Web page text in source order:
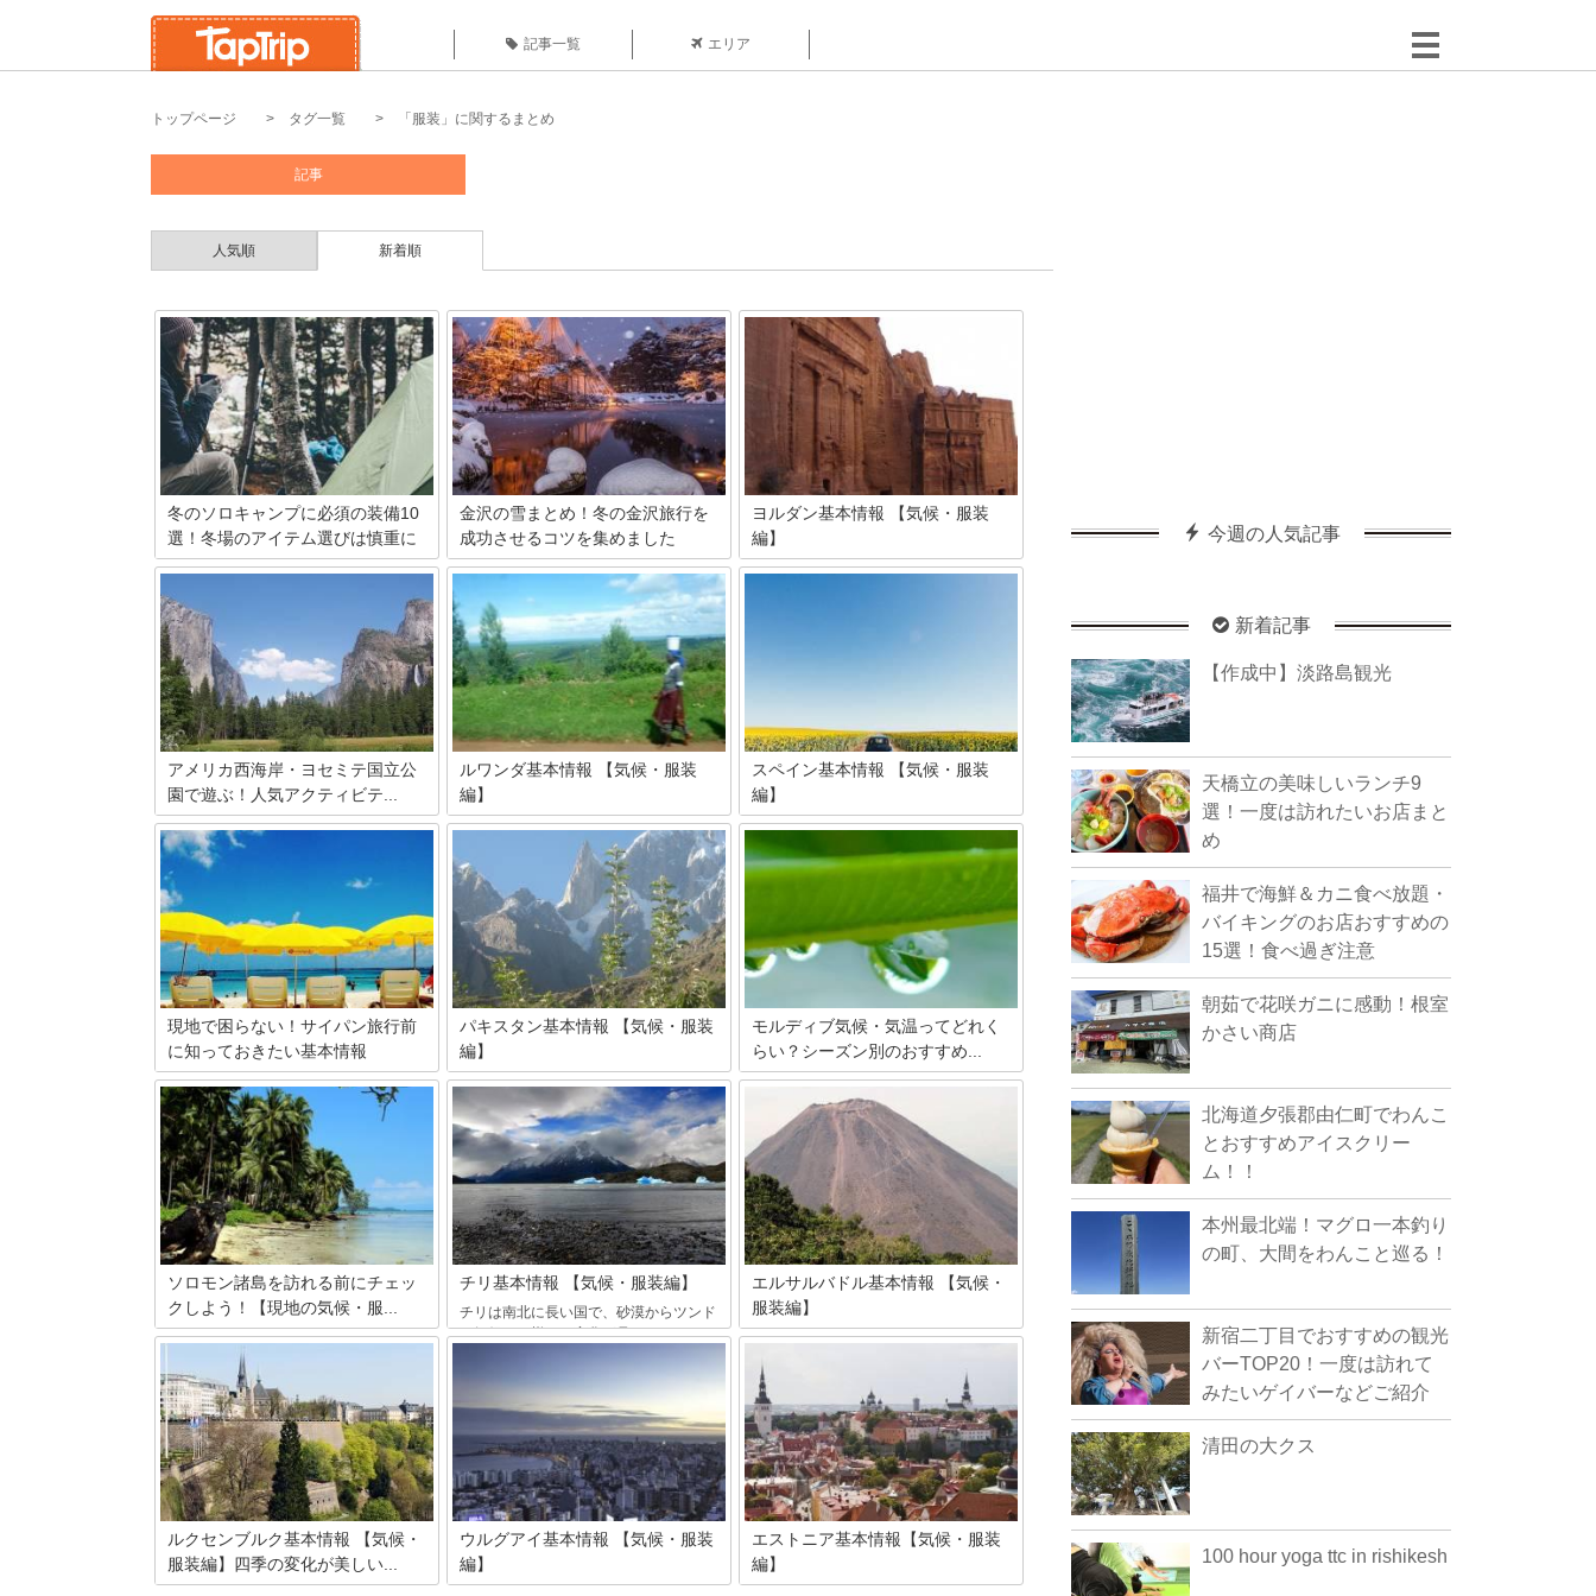
記事一覧 エリア
トップページ タグ一覧 「服装」に関するまとめ
記事
人気順 新着順
冬のソロキャンプに必須の装備10
選！冬場のアイテム選びは慎重に
冬のソロキャンプに必須な10の装備と選
す。必需品の知識をつけるとつけないと
では、寒さのストレス具合が格段に違い
ます。これから冬キャンプをする予定の
方は必見です。しっかり寒さ対策をし
て、ストレスフリーで快適なソロキャン
プを楽しみましょう。
金沢の雪まとめ！冬の金沢旅行を
成功させるコツを集めました
豪雪地帯で知られる金沢。雪景色が美し
い反面、普段の観光シーズンとは異な
る、冬の金沢観光を快適に楽しむために
は、気を付けなければならないポイント
がいくつかあります。そこで今回は、金
沢の幻想的な銀世界を楽しむための服装
のポイントや人気おすすめの観光スポッ
トをご紹介します。
ヨルダン基本情報 【気候・服装
編】
世界遺産のぺトラ遺跡や死海、イエス・
アメリカ西海岸・ヨセミテ国立公
園で遊ぶ！人気アクティビテ...
西海岸から数時間で訪れることができる
ヨセミテ国立公園は、そのアクセスの良
さと大自然の魅力からアメリカの国立公
園の中でも最も人気のある場所の1つで
す。今回はそんなヨセミテ公園への行き
方や適した服装など基本情報をご紹介し
ます。
ルワンダ基本情報 【気候・服装
編】
アフリカで最も人口密度の高い国、ルワ
ンダ共和国。ゴリラトレッキングができ
る ヴォルカン国立公園が有名な観光地と
なっています。また「千の丘の国」と呼
ばれる程、国中が起伏に富んでおり、美
しい景観も見どころ。今回はそんなルワ
ンダの気候や、訪れる際の服装について
ご紹介します。
スペイン基本情報 【気候・服装
編】
情熱の国・スペインは暖かい!?スペイン
に対して、そのようなイメージがある方
も多いのではないでしょうか。 夏は差す
本と同じくらい寒いんです。そんなスペ
インの気候と服装情報をお伝えします。
現地で困らない！サイパン旅行前
に知っておきたい基本情報
サイパンへの旅行を決めたら、知ってお
きたいのが現地の基本情報。通貨や服装
などの基本中の基本からチップの習慣な
ど、知っておくと便利な情報をご紹介し
ます。海外で快適に過ごすためには事前
の下調べは必須。ぜひ参考にしてみてく
ださいね。
パキスタン基本情報 【気候・服装
編】
パキスタンはインド、イラン、アフガニ
スタンに囲まれた南アジアの国です。変
化に富んだ地形で、北部の山岳地帯は登
山家のメッカにもなっています。そんな
パキスタンの気候や訪れる際の服装につ
いて紹介しましょう。
モルディブ気候・気温ってどれく
らい？シーズン別のおすすめ...
高温多湿で熱帯性気候のモルディブの気
候についてご紹介します。四季のない南
国リゾートをより満喫できるように気
候・雨季乾季・服装などをご紹介しま
す。
ソロモン諸島を訪れる前にチェッ
クしよう！【現地の気候・服...
ソロモン諸島とは南太平洋にある島々が
集まる国で、第二次世界大戦時の戦跡巡
りやダイビングなどが人気の島です。今
回はそんなソロモン諸島を訪れるときに
気になる、現地の気候やおすすめの服装
をご紹介します！
チリ基本情報 【気候・服装編】
チリは南北に長い国で、砂漠からツンド
ラ気候まで様々な変化が見られます。そ
などについて詳しく紹介しましょう。
エルサルバドル基本情報 【気候・
服装編】
エルサルバドルは中央アメリカに位置す
の大きさの国で、自然の宝庫として知ら
れています。そんなエルサルバドルの気
候や、エルサルバドルを訪れる際の服装
について紹介しましょう。
ルクセンブルク基本情報 【気候・
服装編】四季の変化が美しい...
ウルグアイ基本情報 【気候・服装
編】
エストニア基本情報【気候・服装
編】
今週の人気記事
新着記事
【作成中】淡路島観光
天橋立の美味しいランチ9
選！一度は訪れたいお店まと
め
福井で海鮮＆カニ食べ放題・
バイキングのお店おすすめの
15選！食べ過ぎ注意
朝茹で花咲ガニに感動！根室
かさい商店
北海道夕張郡由仁町でわんこ
とおすすめアイスクリー
ム！！
本州最北端！マグロ一本釣り
の町、大間をわんこと巡る！
新宿二丁目でおすすめの観光
バーTOP20！一度は訪れて
みたいゲイバーなどご紹介
清田の大クス
100 hour yoga ttc in rishikesh